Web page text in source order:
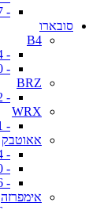
- 2017+
סובארו
B4
- 2009-2014
- 2015-2020
BRZ
- 2012+
WRX
- 2014-2021
אאוטבק
- 2009-2014
- 2015-2020
- 2021-2026
אימפרזה